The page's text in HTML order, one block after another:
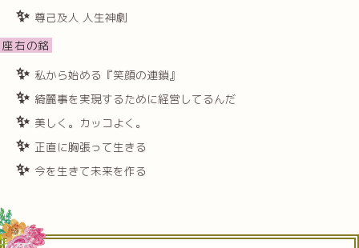
尊己及人 人生神劇
座右の銘
私から始める『笑顔の連鎖』
綺麗事を実現するために経営してるんだ
美しく。カッコよく。
正直に胸張って生きる
今を生きて未来を作る